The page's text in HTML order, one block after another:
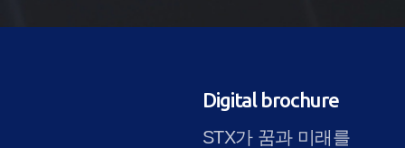
Digital brochure
STX가 꿈과 미래를